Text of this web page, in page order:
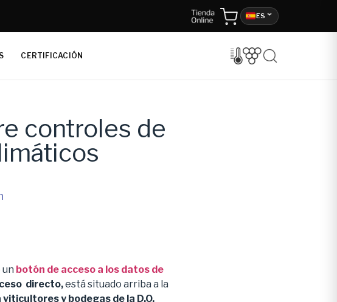
ES
CERTIFICACIÓN
controles de
un botón de acceso a los datos de
directo,está situado arriba a la
y bodegas de la D.O.